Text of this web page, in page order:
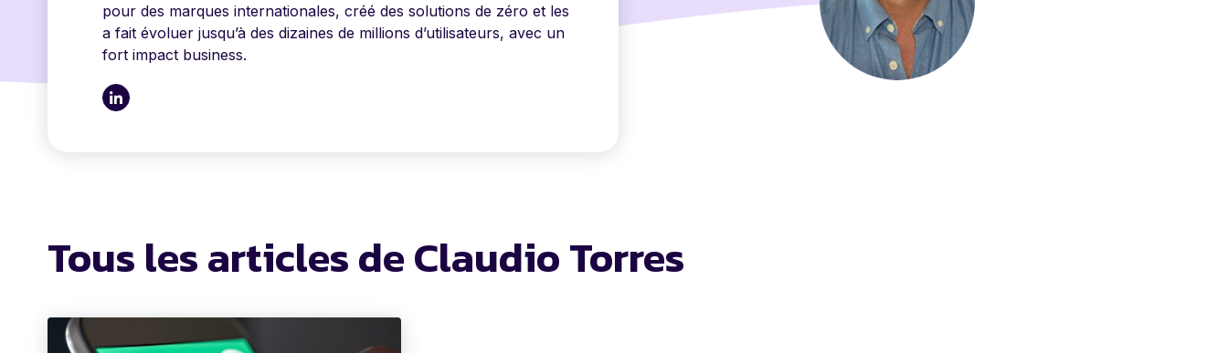
pour des marques internationales, créé des solutions de zéro et les
a fait évoluer jusqu’à des dizaines de millions d’utilisateurs, avec un
fort impact business.
Tous les articles de Claudio Torres